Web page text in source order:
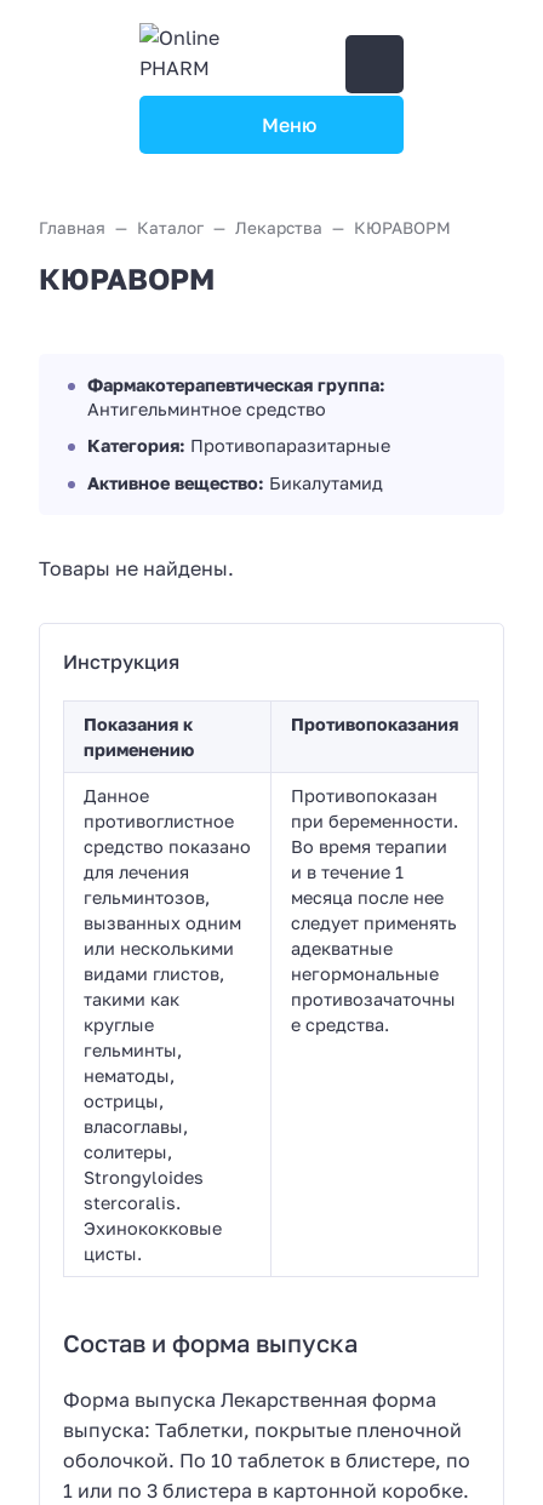
Меню
Главная Каталог Лекарства КЮРАВОРМ
КЮРАВОРМ
Фармакотерапевтическая группа:
Антигельминтное средство
Категория: Противопаразитарные
Активное вещество: Бикалутамид
Товары не найдены.
Инструкция
Показания к
применению
Противопоказания
Данное
противоглистное
средство показано
для лечения
гельминтозов,
вызванных одним
или несколькими
видами глистов,
такими как
круглые
гельминты,
нематоды,
острицы,
власоглавы,
солитеры,
Strongyloides
stercoralis.
Эхинококковые
цисты.
Противопоказан
при беременности.
Во время терапии
и в течение 1
месяца после нее
следует применять
адекватные
негормональные
противозачаточны
е средства.
Состав и форма выпуска
Форма выпуска Лекарственная форма
выпуска: Таблетки, покрытые пленочной
оболочкой. По 10 таблеток в блистере, по
1 или по 3 блистера в картонной коробке.